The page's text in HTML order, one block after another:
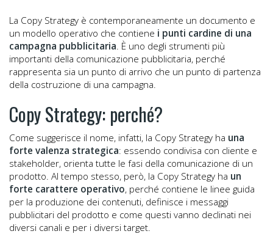
La Copy Strategy è contemporaneamente un documento e
un modello operativo che contiene i punti cardine di una
campagna pubblicitaria. È uno degli strumenti più
importanti della comunicazione pubblicitaria, perché
rappresenta sia un punto di arrivo che un punto di partenza
della costruzione di una campagna.
Copy Strategy: perché?
Come suggerisce il nome, infatti, la Copy Strategy ha una
forte valenza strategica: essendo condivisa con cliente e
stakeholder, orienta tutte le fasi della comunicazione di un
prodotto. Al tempo stesso, però, la Copy Strategy ha un
forte carattere operativo, perché contiene le linee guida
per la produzione dei contenuti, definisce i messaggi
pubblicitari del prodotto e come questi vanno declinati nei
diversi canali e per i diversi target.